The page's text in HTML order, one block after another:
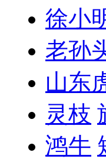
徐小
老孙
山东
灵枝
鸿牛